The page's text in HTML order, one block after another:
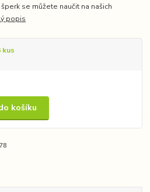
se můžete naučit na našich
popis
kus
košíku